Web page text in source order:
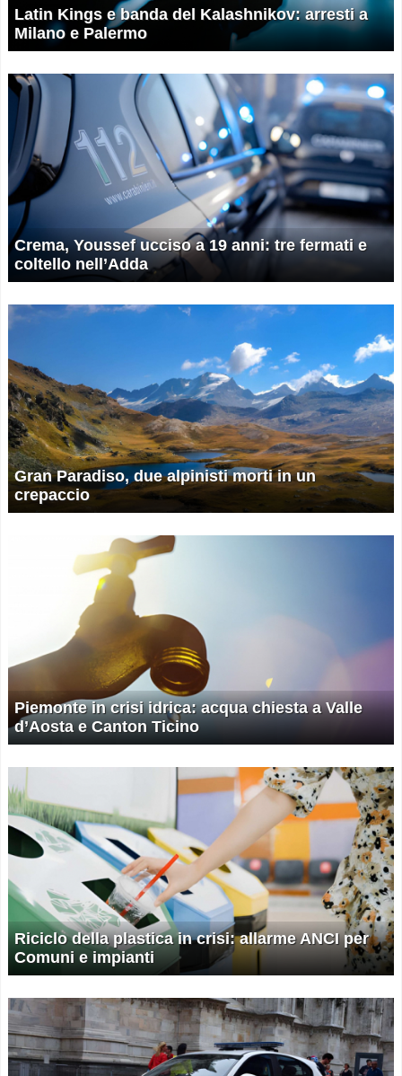
Latin Kings e banda del Kalashnikov: arresti a
Milano e Palermo
Crema, Youssef ucciso a 19 anni: tre fermati e
coltello nell’Adda
Gran Paradiso, due alpinisti morti in un
crepaccio
Piemonte in crisi idrica: acqua chiesta a Valle
d’Aosta e Canton Ticino
Riciclo della plastica in crisi: allarme ANCI per
Comuni e impianti